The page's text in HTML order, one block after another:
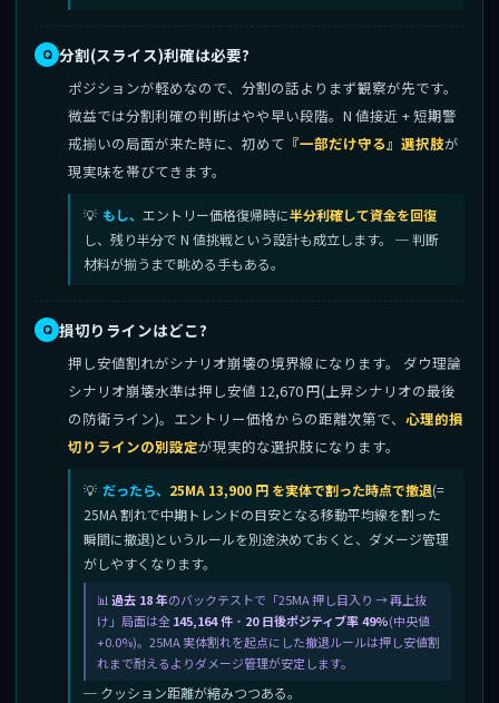
分割(スライス)利確は必要?
ポジションが軽めなので、分割の話よりまず観察が先です。
微益では分割利確の判断はやや早い段階。N 値接近 + 短期警
戒揃いの局面が来た時に、初めて 『一部だけ守る』選択肢が
現実味を帯びてきます。
もし、 エントリー価格復帰時に半分利確して資金を回復
し、残り半分で N 値挑戦という設計も成立します。 ─ 判断
材料が揃うまで眺める手もある。
損切りラインはどこ?
押し安値割れがシナリオ崩壊の境界線になります。 ダウ理論
シナリオ崩壊水準は押し安値 12,670 円(上昇シナリオの最後
の防衛ライン)。エントリー価格からの距離次第で、 心理的損
切りラインの別設定が現実的な選択肢になります。
だったら、 25MA 13,900 円 を実体で割った時点で撤退(=
25MA 割れで中期トレンドの目安となる移動平均線を割った
瞬間に撤退)というルールを別途決めておくと、ダメージ管理
がしやすくなります。
過去 18 年のバックテストで「25MA 押し目入り → 再上抜
け」局面は全145,164 件 ・ 20 日後ポジティブ率 49%(中央値
+0.0%)。25MA 実体割れを起点にした撤退ルールは押し安値割
れまで耐えるよりダメージ管理が安定します。
─ クッション距離が縮みつつある。